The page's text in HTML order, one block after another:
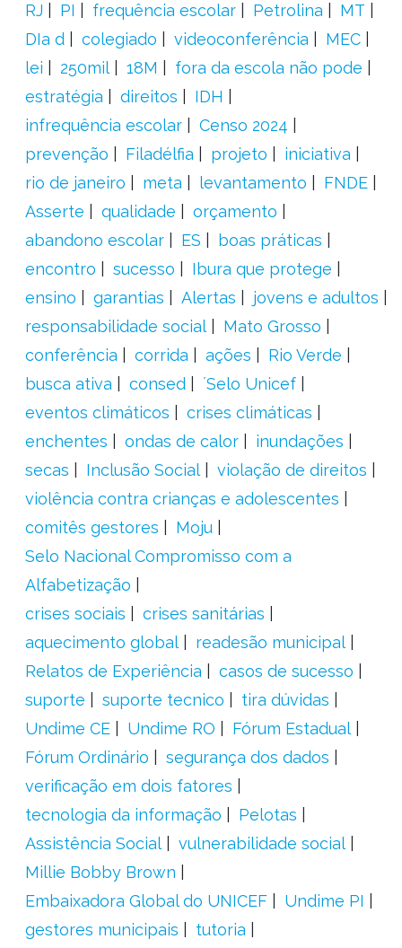
RJ
PI frequência escolar Petrolina
MT
DIa d
colegiado videoconferência
MEC
lei
250mil 18M
fora da escola não pode
estratégia
direitos
IDH
infrequência escolar
Censo 2024
prevenção
Filadélfia projeto
iniciativa
rio de janeiro
meta levantamento
FNDE
Asserte
qualidade
orçamento
abandono escolar
ES
boas práticas
encontro
sucesso
Ibura que protege
ensino
garantias Alertas
jovens e adultos
responsabilidade social
Mato Grosso
conferência
corrida ações
Rio Verde
busca ativa
consed
´Selo Unicef
eventos climáticos
crises climáticas
enchentes
ondas de calor
inundações
secas
Inclusão Social
violação de direitos
violência contra crianças e adolescentes
comitês gestores
Moju
Selo Nacional Compromisso com a
Alfabetização
crises sociais
crises sanitárias
aquecimento global
readesão municipal
Relatos de Experiência
casos de sucesso
suporte
suporte tecnico
tira dúvidas
Undime CE
Undime RO
Fórum Estadual
Fórum Ordinário
segurança dos dados
verificação em dois fatores
tecnologia da informação
Pelotas
Assistência Social
vulnerabilidade social
Millie Bobby Brown
Embaixadora Global do UNICEF
Undime PI
gestores municipais
tutoria